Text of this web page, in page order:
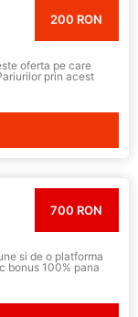
200 RON
oferta pe care
prin acest
700 RON
si de o platforma
bonus 100% pana